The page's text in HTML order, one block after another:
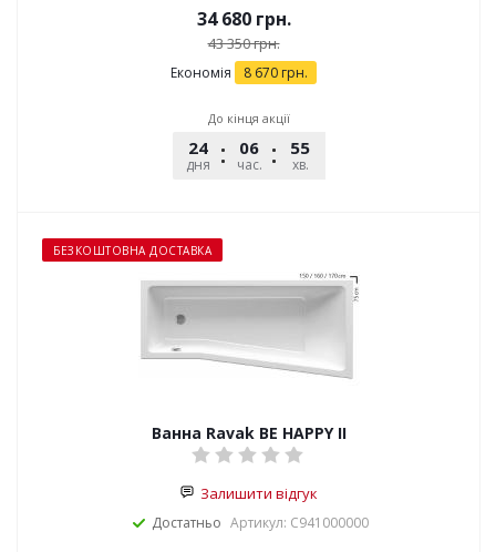
34 680грн.
43 350грн.
Економія 8 670 грн.
До кінця акції
24
дня
06
час.
55
хв.
БЕЗКОШТОВНА ДОСТАВКА
Ванна Ravak BE HAPPY II
Залишити відгук
Достатньо Артикул: C941000000